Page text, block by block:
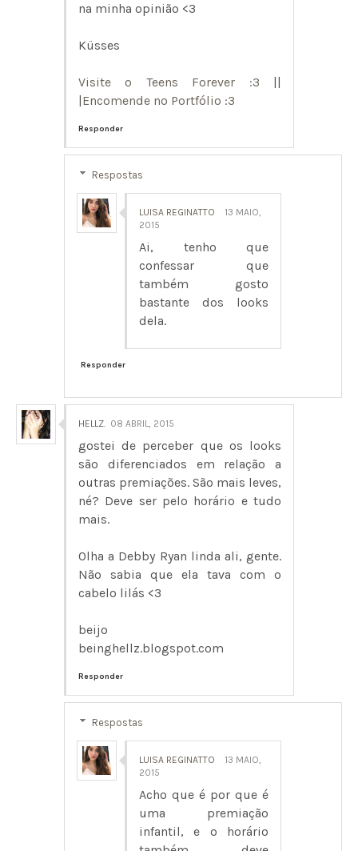
na minha opinião <3
Küsses
Visite o Teens Forever :3 ||
|Encomende no Portfólio :3
Responder
Respostas
LUISA REGINATTO
13 MAIO,
2015
Ai, tenho que
confessar que
também gosto
bastante dos looks
dela.
Responder
HELLZ. 08 ABRIL, 2015
gostei de perceber que os looks
são diferenciados em relação a
outras premiações. São mais leves,
né? Deve ser pelo horário e tudo
mais.
Olha a Debby Ryan linda ali, gente.
Não sabia que ela tava com o
cabelo lilás <3
beijo
beinghellz.blogspot.com
Responder
Respostas
LUISA REGINATTO
13 MAIO,
2015
Acho que é por que é
uma premiação
infantil, e o horário